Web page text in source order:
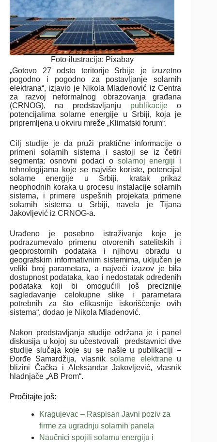
Foto-ilustracija: Pixabay
„Gotovo 27 odsto teritorije Srbije je izuzetno
pogodno i pogodno za postavljanje solarnih
elektrana“, izjavio je Nikola Mladenović iz Centra
za razvoj neformalnog obrazovanja građana
(CRNOG), na predstavljanju publikacije o
potencijalima solarne energije u Srbiji, koja je
pripremljena u okviru mreže „Klimatski forum“.
Cilj studije je da pruži praktične informacije o
primeni solarnih sistema i sastoji se iz četiri
segmenta: osnovni podaci o solarnoj energiji i
tehnologijama koje se najviše koriste, potencijal
solarne energije u Srbiji, kratak prikaz
neophodnih koraka u procesu instalacije solarnih
sistema, i primere uspešnih projekata primene
solarnih sistema u Srbiji, navela je Tijana
Jakovljević iz CRNOG-a.
Urađeno je posebno istraživanje koje je
podrazumevalo primenu otvorenih satelitskih i
geoprostornih podataka i njihovu obradu u
geografskim informativnim sistemima, uključen je
veliki broj parametara, a najveći izazov je bila
dostupnost podataka, kao i nedostatak određenih
podataka koji bi omogućili još preciznije
sagledavanje celokupne slike i parametara
potrebnih za što efikasnije iskorišćenje ovih
sistema“, dodao je Nikola Mladenović.
Nakon predstavljanja studije održana je i panel
diskusija u kojoj su učestvovali predstavnici dve
studije slučaja koje su se našle u publikaciji –
Đorđe Samardžija, vlasniksolarne elektraneu
blizini Čačka i Aleksandar Jakovljević, vlasnik
hladnjače „AB Prom“.
Pročitajte još:
Kragujevac – Raspisan Javni poziv za
firme za ugradnju solarnih panela
Naučnici spojili solarnu energiju i